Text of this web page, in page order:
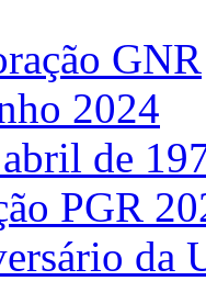
GNR
2024
de
PGR
da